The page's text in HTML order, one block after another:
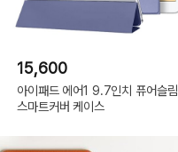
15,600
아이패드 에어1 9.7인치 퓨어슬림
스마트커버 케이스